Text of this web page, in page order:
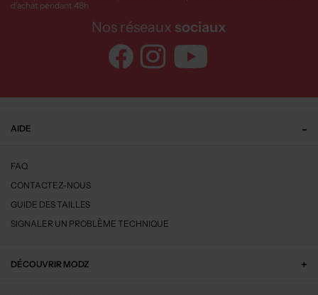
d’achat pendant 48h
Nos réseaux sociaux
AIDE
FAQ
CONTACTEZ-NOUS
GUIDE DES TAILLES
SIGNALER UN PROBLÈME TECHNIQUE
DÉCOUVRIR MODZ